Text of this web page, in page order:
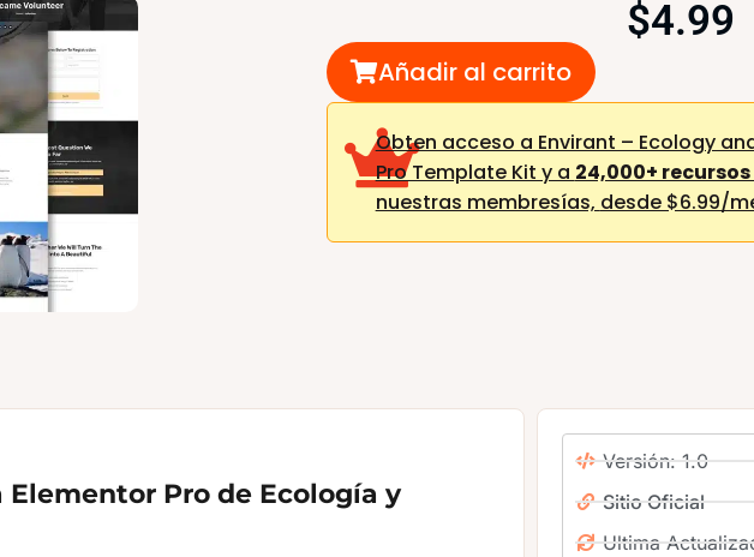
$4.99
Añadir al carrito
Obten acceso a Envirant – Ecology
Pro Template Kit y a 24,000+ recursos
nuestras membresías, desde $6.99/
Pro de Ecología y
Versión: 1.0
Sitio Oficial
Ultima